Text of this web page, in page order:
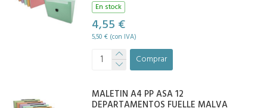
En stock
4,55 €
5,50 € (con IVA)
Comprar
MALETIN A4 PP ASA 12
DEPARTAMENTOS FUELLE MALVA